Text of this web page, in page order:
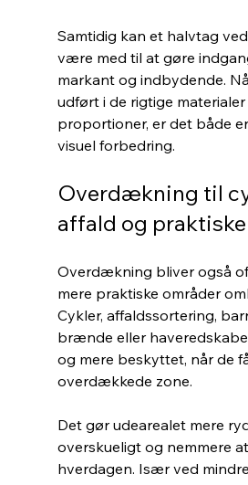
Samtidig kan et halvtag
være med til at gøre
markant og indbydende.
udført i de rigtige
proportioner, er det både
visuel forbedring.
Overdækning til
affald og
Overdækning bliver også
mere praktiske områder
Cykler, affaldssortering,
brænde eller
og mere beskyttet, når de
overdækkede zone.
Det gør udearealet mere
overskueligt og nemmere
hverdagen. Især ved